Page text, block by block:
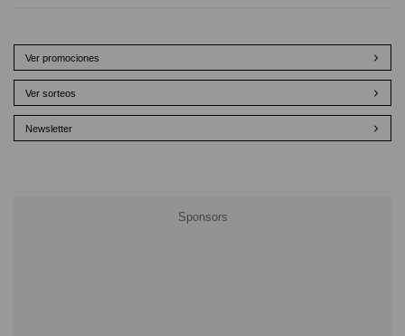
Ver promociones
Ver sorteos
Newsletter